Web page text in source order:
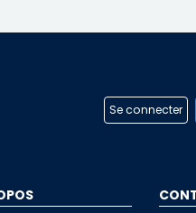
Se connecter